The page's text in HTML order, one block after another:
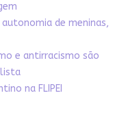
de meninas,
e antirracismo são
na FLIPEI